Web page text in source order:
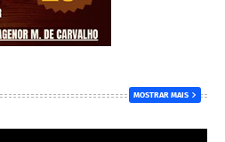
MOSTRAR MAIS